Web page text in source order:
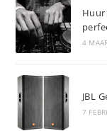
4
JBL
7